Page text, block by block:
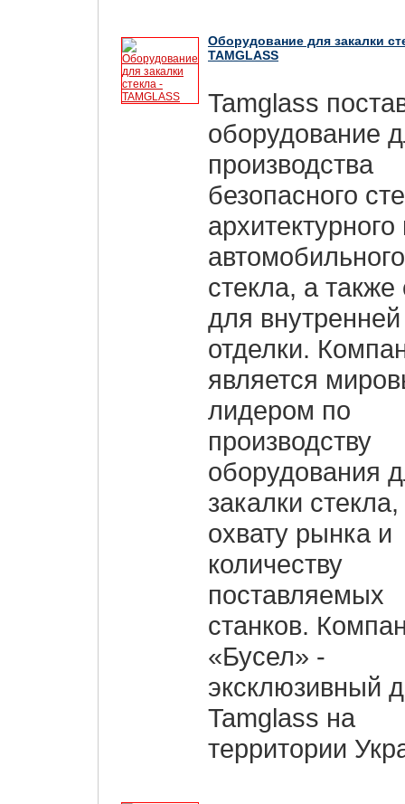
Оборудование для закалки
TAMGLASS
Tamglass
оборудование
производства
безопасного
архитектурного
автомобильного
стекла, а также
для внутренней
отделки.
является
лидером по
производству
оборудования
закалки
охвату рынка и
количеству
поставляемых
станков.
«Бусел» -
эксклюзивный
Tamglass на
территории